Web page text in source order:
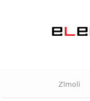
Zīmoli